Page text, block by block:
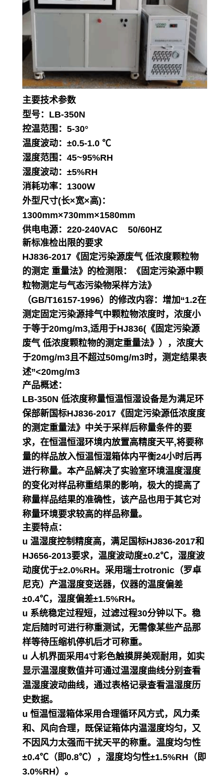
主要技术参数
型号：LB-350N
控温范围：5-30°
温度波动：±0.5-1.0 ℃
湿度范围：45~95%RH
湿度波动：±5%RH
消耗功率：1300W
外型尺寸(长×宽×高)：
1300mm×730mm×1580mm
供电电源：220-240VAC 50/60HZ
新标准检出限的要求
HJ836-2017《固定污染源废气 低浓度颗粒物
的测定 重量法》的检测限：《固定污染源中颗
粒物测定与气态污染物采样方法》
（GB/T16157-1996）的修改内容：增加“1.2在
测定固定污染源排气中颗粒物浓度时，浓度小
于等于20mg/m3,适用于HJ836(《固定污染源
废气 低浓度颗粒物的测定重量法》），浓度大
于20mg/m3且不超过50mg/m3时，测定结果表
述”<20mg/m3
产品概述：
LB-350N 低浓度称量恒温恒湿设备是为满足环
保部新国标HJ836-2017《固定污染源低浓度度
的测定重量法》中关于采样后称量条件的要
求，在恒温恒湿环境内放置高精度天平,将要称
量的样品放入恒温恒湿箱体内平衡24小时后再
进行称量。本产品解决了实验室环境温度湿度
的变化对样品称重结果的影响，极大的提高了
称量样品结果的准确性，该产品也用于其它对
称量环境要求较高的样品称量。
主要特点：
u 温湿度控制精度高，满足国标HJ836-2017和
HJ656-2013要求，温度波动度±0.2℃，湿度波
动度优于±2.0%RH。采用瑞士rotronic（罗卓
尼克）产温湿度变送器，仪器的温度偏差
±0.4℃，湿度偏差±1.5%RH。
u 系统稳定过程短，过滤过程30分钟以下。稳
定后随时可进行称重测试，无需像某些产品那
样等待压缩机停机后才可称重。
u 人机界面采用4寸彩色触摸屏美观耐用，如实
显示温湿度数值并可通过温湿度曲线分别查看
温湿度波动曲线，通过表格记录查看温湿度历
史数据。
u 恒温恒湿箱体采用合理循环风方式，风力柔
和、风向合理，既保证箱体内温湿度均匀，又
不因风力太强而干扰天平的称重。温度均匀性
±0.4℃（即0.8℃），湿度均匀性±1.5%RH（即
3.0%RH）。